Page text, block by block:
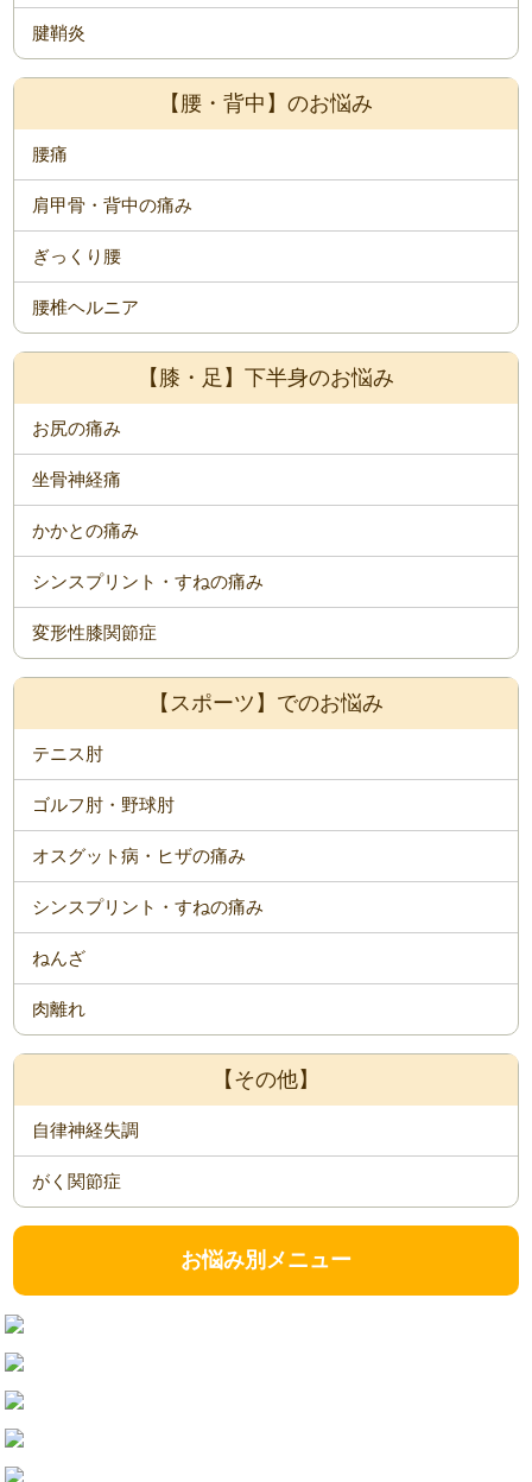
腱鞘炎
【腰・背中】のお悩み
腰痛
肩甲骨・背中の痛み
ぎっくり腰
腰椎ヘルニア
【膝・足】下半身のお悩み
お尻の痛み
坐骨神経痛
かかとの痛み
シンスプリント・すねの痛み
変形性膝関節症
【スポーツ】でのお悩み
テニス肘
ゴルフ肘・野球肘
オスグット病・ヒザの痛み
シンスプリント・すねの痛み
ねんざ
肉離れ
【その他】
自律神経失調
がく関節症
お悩み別メニュー